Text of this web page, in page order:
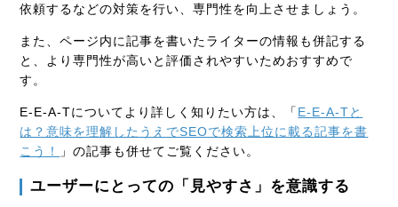
依頼するなどの対策を行い、専門性を向上させましょう。
また、ページ内に記事を書いたライターの情報も併記する
と、より専門性が高いと評価されやすいためおすすめで
す。
E-E-A-Tについてより詳しく知りたい方は、「 E-E-A-Tと
は？意味を理解したうえでSEOで検索上位に載る記事を書
こう！
」の記事も併せてご覧ください。
ユーザーにとっての「見やすさ」を意識する